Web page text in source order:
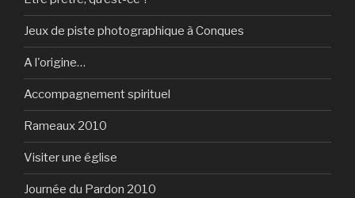
Jeux de piste photographique à Conques
A l'origine…
Accompagnement spirituel
Rameaux 2010
Visiter une église
Journée du Pardon 2010